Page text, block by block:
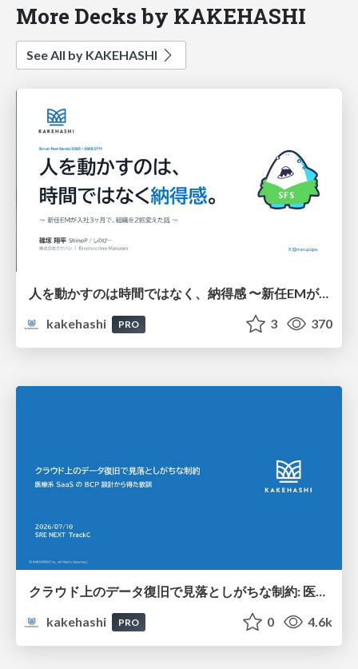
More Decks by KAKEHASHI
See All by KAKEHASHI
人を動かすのは時間ではなく、納得感 〜新任EMが入社3ヶ月、組織を2回変えた話〜
kakehashi
PRO 3 370
kakehashi
PRO 0 4.6k